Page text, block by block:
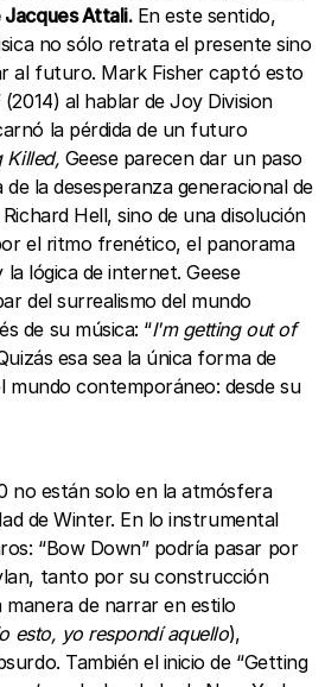
Jacques Attali.En este sentido,
no sólo retrata el presente sino
al futuro. Mark Fisher captó esto
al hablar de Joy Division
la pérdida de un futuro
Killed, Geese parecen dar un paso
la desesperanza generacional de
Hell, sino de una disolución
el ritmo frenético, el panorama
lógica de internet. Geese
del surrealismo del mundo
de su música: “I'm getting out of
esa sea la única forma de
mundo contemporáneo: desde su
no están solo en la atmósfera
de Winter. En lo instrumental
“Bow Down” podría pasar por
tanto por su construcción
manera de narrar en estilo
esto, yo respondí aquello),
También el inicio de “Getting